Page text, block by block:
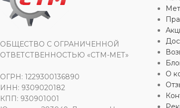
МАТЕРИАЛ
ОБЩЕСТВО С ОГРАНИЧЕННОЙ
ОТВЕТСТВЕННОСТЬЮ «СТМ-МЕТ»
ОГРН: 1229300136890
ИНН: 9309020182
КПП: 930901001
О